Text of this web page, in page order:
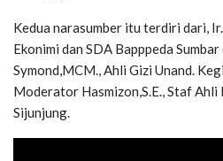
Kedua narasumber itu terdiri dari,
Ekonimi dan SDA Bapppeda
Symond,MCM., Ahli Gizi Unand.
Moderator Hasmizon,S.E., Staf
Sijunjung.